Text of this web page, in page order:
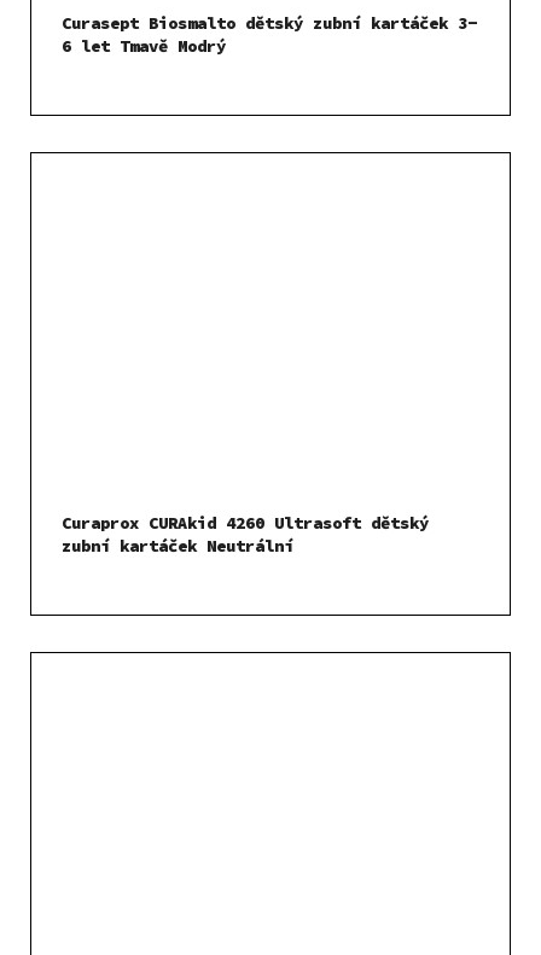
Curasept Biosmalto dětský zubní kartáček 3-
6 let Tmavě Modrý
Curaprox CURAkid 4260 Ultrasoft dětský
zubní kartáček Neutrální